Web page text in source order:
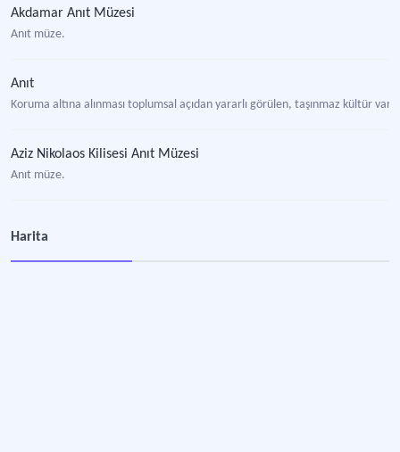
Akdamar Anıt Müzesi
Anıt müze.
Anıt
Koruma altına alınması toplumsal açıdan yararlı görülen, taşınmaz kültür
Aziz Nikolaos Kilisesi Anıt Müzesi
Anıt müze.
Harita